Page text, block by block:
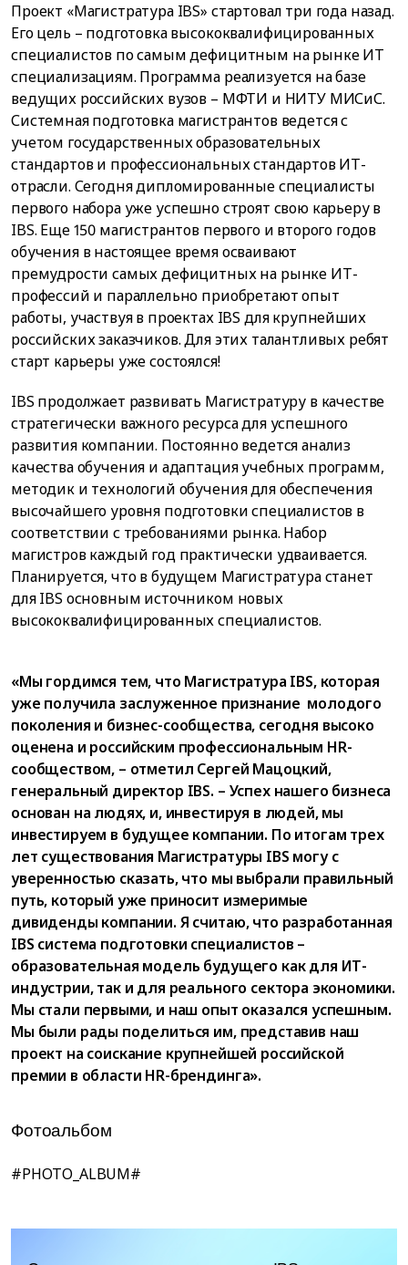
Проект «Магистратура IBS» стартовал три года назад.
Его цель – подготовка высококвалифицированных
специалистов по самым дефицитным на рынке ИТ
специализациям. Программа реализуется на базе
ведущих российских вузов – МФТИ и НИТУ МИСиС.
Системная подготовка магистрантов ведется с
учетом государственных образовательных
стандартов и профессиональных стандартов ИТ-
отрасли. Сегодня дипломированные специалисты
первого набора уже успешно строят свою карьеру в
IBS. Еще 150 магистрантов первого и второго годов
обучения в настоящее время осваивают
премудрости самых дефицитных на рынке ИТ-
профессий и параллельно приобретают опыт
работы, участвуя в проектах IBS для крупнейших
российских заказчиков. Для этих талантливых ребят
старт карьеры уже состоялся!
IBS продолжает развивать Магистратуру в качестве
стратегически важного ресурса для успешного
развития компании. Постоянно ведется анализ
качества обучения и адаптация учебных программ,
методик и технологий обучения для обеспечения
высочайшего уровня подготовки специалистов в
соответствии с требованиями рынка. Набор
магистров каждый год практически удваивается.
Планируется, что в будущем Магистратура станет
для IBS основным источником новых
высококвалифицированных специалистов.
«Мы гордимся тем, что Магистратура IBS, которая
уже получила заслуженное признание молодого
поколения и бизнес-сообщества, сегодня высоко
оценена и российским профессиональным HR-
сообществом, – отметил Сергей Мацоцкий,
генеральный директор IBS. – Успех нашего бизнеса
основан на людях, и, инвестируя в людей, мы
инвестируем в будущее компании. По итогам трех
лет существования Магистратуры IBS могу с
уверенностью сказать, что мы выбрали правильный
путь, который уже приносит измеримые
дивиденды компании. Я считаю, что разработанная
IBS система подготовки специалистов –
образовательная модель будущего как для ИТ-
индустрии, так и для реального сектора экономики.
Мы стали первыми, и наш опыт оказался успешным.
Мы были рады поделиться им, представив наш
проект на соискание крупнейшей российской
премии в области HR-брендинга».
Фотоальбом
#PHOTO_ALBUM#